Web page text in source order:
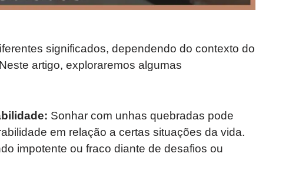
significados, dependendo do contexto do
artigo, exploraremos algumas
Sonhar com unhas quebradas pode
em relação a certas situações da vida.
impotente ou fraco diante de desafios ou